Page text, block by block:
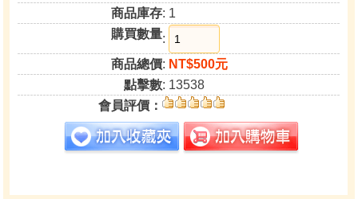
商品庫存: 1
購買數量:
商品總價: NT$500元
點擊數: 13538
會員評價：